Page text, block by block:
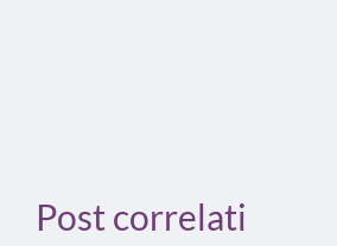
Post correlati